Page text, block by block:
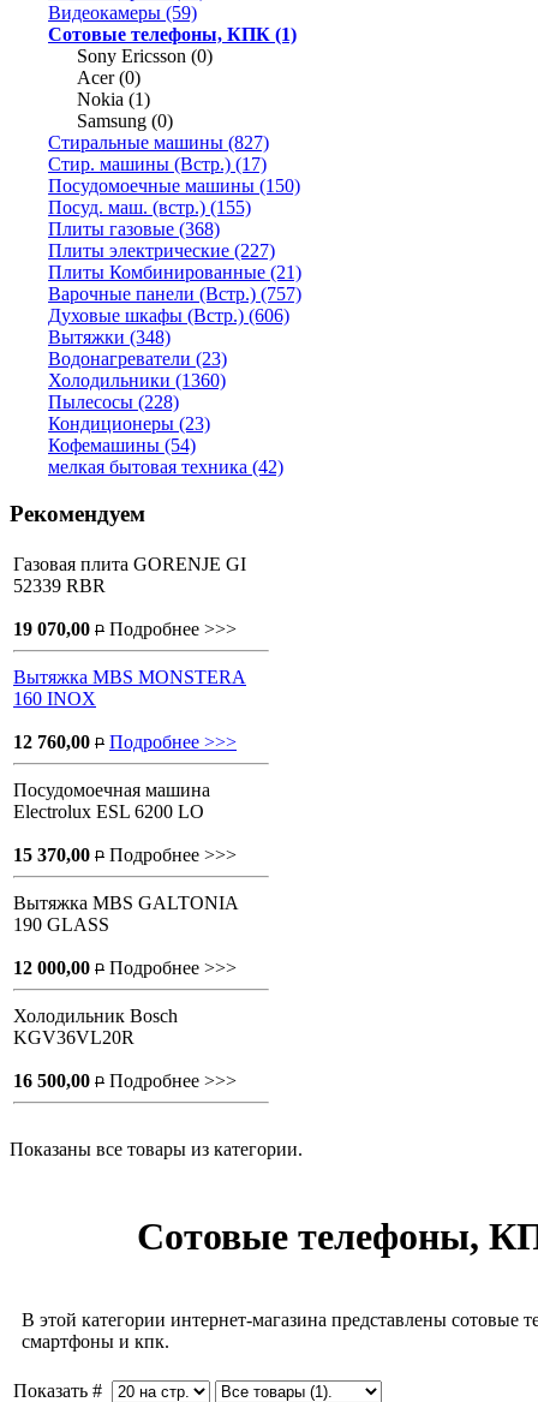
Видеокамеры (59)
Сотовые телефоны, КПК (1)
Sony Ericsson (0)
Acer (0)
Nokia (1)
Samsung (0)
Стиральные машины (827)
Стир. машины (Встр.) (17)
Посудомоечные машины (150)
Посуд. маш. (встр.) (155)
Плиты газовые (368)
Плиты электрические (227)
Плиты Комбинированные (21)
Варочные панели (Встр.) (757)
Духовые шкафы (Встр.) (606)
Вытяжки (348)
Водонагреватели (23)
Холодильники (1360)
Пылесосы (228)
Кондиционеры (23)
Кофемашины (54)
мелкая бытовая техника (42)
Рекомендуем
Газовая плита GORENJE GI
52339 RBR
19 070,00 P Подробнее >>>
Вытяжка MBS MONSTERA
160 INOX
12 760,00 P Подробнее >>>
Посудомоечная машина
Electrolux ESL 6200 LO
15 370,00 P Подробнее >>>
Вытяжка MBS GALTONIA
190 GLASS
12 000,00 P Подробнее >>>
Холодильник Bosch
KGV36VL20R
16 500,00 P Подробнее >>>
Показаны все товары из категории.
Сотовые телефоны,
В этой категории интернет-магазина представлены сотовые
смартфоны и кпк.
Показать #